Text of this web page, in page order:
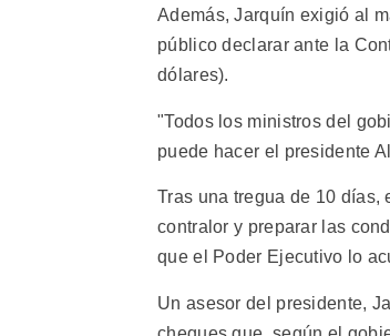
Además, Jarquín exigió al
público declarar ante la
dólares).
"Todos los ministros del
puede hacer el presidente
Tras una tregua de 10
contralor y preparar las
que el Poder Ejecutivo lo
Un asesor del presidente,